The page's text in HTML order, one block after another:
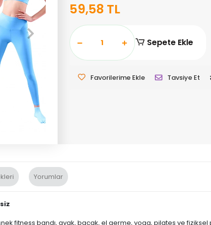
59,58 TL
Sepete Ekle
Favorilerime Ekle Tavsiye Et
Yorumlar
fitness bandı, ayak, bacak, el germe, yoga, pilates ve